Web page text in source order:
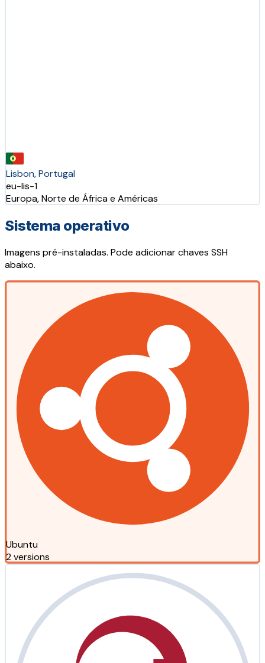
Lisbon, Portugal
eu-lis-1
Europa, Norte de África e Américas
Sistema operativo
Imagens pré-instaladas. Pode adicionar chaves SSH
abaixo.
Ubuntu
2 versions